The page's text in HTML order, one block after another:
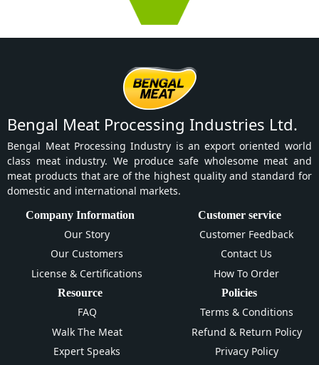
Bengal Meat Processing Industries Ltd.
Bengal Meat Processing Industry is an export oriented world
class meat industry. We produce safe wholesome meat and
meat products that are of the highest quality and standard for
domestic and international markets.
Company Information
Our Story
Our Customers
License & Certifications
Customer service
Customer Feedback
Contact Us
How To Order
Resource
FAQ
Walk The Meat
Expert Speaks
Policies
Terms & Conditions
Refund & Return Policy
Privacy Policy